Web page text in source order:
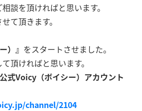
談を頂ければと思います。
て頂きます。
）』 をスタートさせました。
頂ければと思います。
式Voicy（ボイシー）アカウント
channel/2104